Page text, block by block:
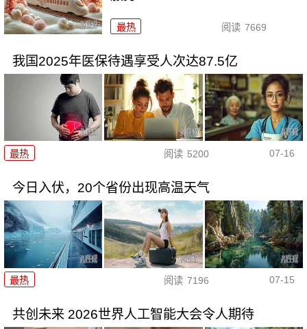
最热 阅读 7669
我国2025年医保待遇享受人次达87.5亿
最热 阅读 5200 07-16
今日入伏，20个省份出现高温天气
最热 阅读 7196 07-15
共创未来 2026世界人工智能大会令人期待